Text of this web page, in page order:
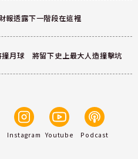
報透露下一階段在這裡
月球 將留下史上最大人造撞擊坑
Instagram Youtube Podcast